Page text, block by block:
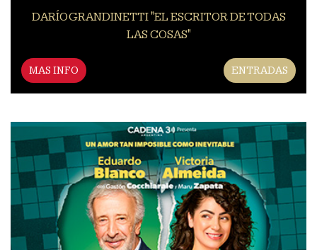
DARÍO GRANDINETTI "EL ESCRITOR DE TODAS
LAS COSAS"
MAS INFO ENTRADAS